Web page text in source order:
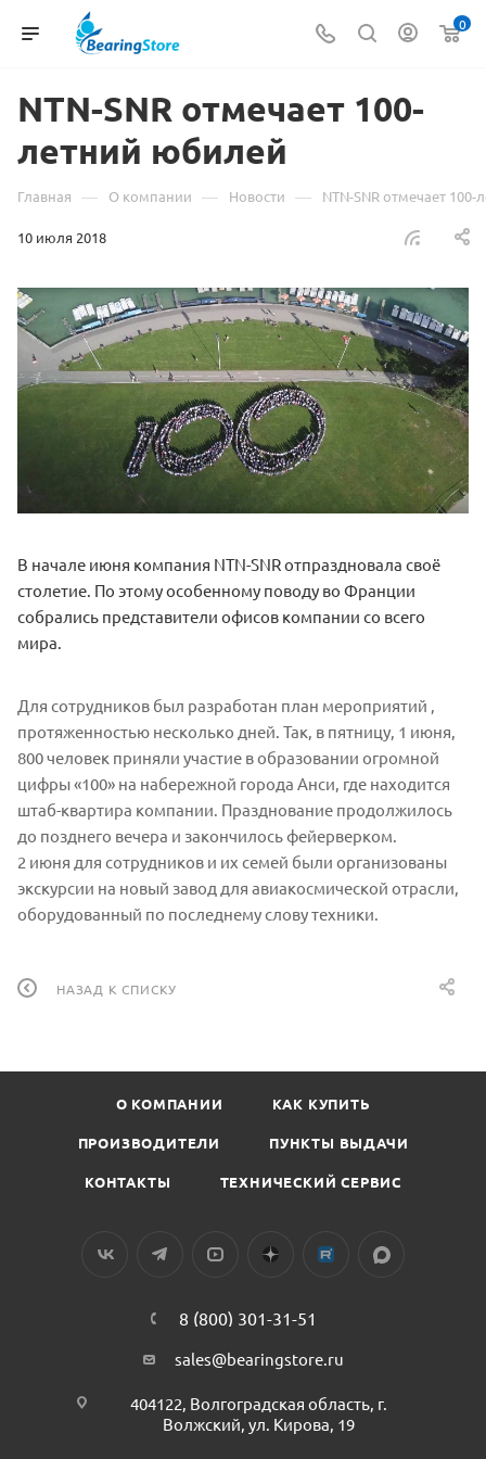
0
NTN-SNR отмечает 100-
летний юбилей
Главная — О компании — Новости — NTN-SNR отмечает
10 июля 2018
В начале июня компания NTN-SNR отпраздновала своё
столетие. По этому особенному поводу во Франции
собрались представители офисов компании со всего
мира.
Для сотрудников был разработан план мероприятий ,
протяженностью несколько дней. Так, в пятницу, 1 июня,
800 человек приняли участие в образовании огромной
цифры «100» на набережной города Анси, где находится
штаб-квартира компании. Празднование продолжилось
до позднего вечера и закончилось фейерверком.
2 июня для сотрудников и их семей были организованы
экскурсии на новый завод для авиакосмической отрасли,
оборудованный по последнему слову техники.
НАЗАД К СПИСКУ
О КОМПАНИИ КАК КУПИТЬ
ПРОИЗВОДИТЕЛИ ПУНКТЫ ВЫДАЧИ
КОНТАКТЫ ТЕХНИЧЕСКИЙ СЕРВИС
8 (800) 301-31-51
sales@bearingstore.ru
404122, Волгоградская область, г.
Волжский, ул. Кирова, 19